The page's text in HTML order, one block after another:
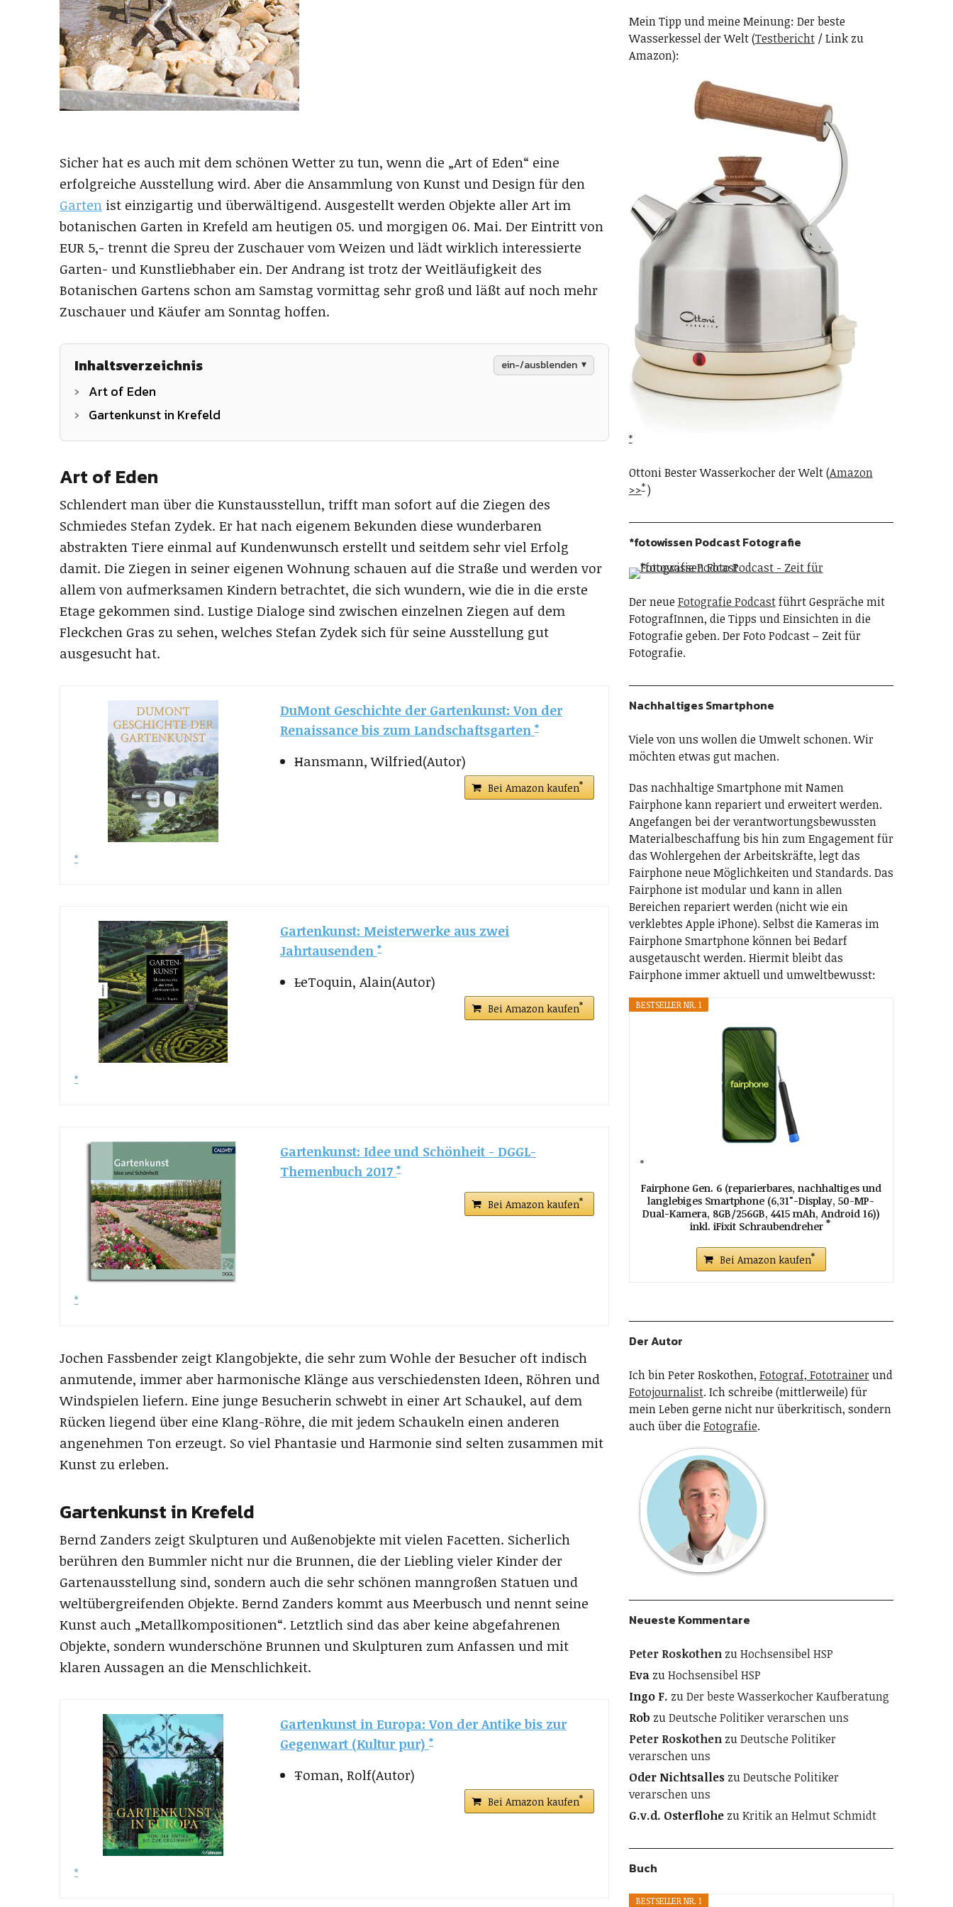
Sicher hat es auch mit dem schönen Wetter zu tun, wenn die „Art of Eden“ eine
erfolgreiche Ausstellung wird. Aber die Ansammlung von Kunst und Design für den
Garten ist einzigartig und überwältigend. Ausgestellt werden Objekte aller Art im
botanischen Garten in Krefeld am heutigen 05. und morgigen 06. Mai. Der Eintritt von
EUR 5,- trennt die Spreu der Zuschauer vom Weizen und lädt wirklich interessierte
Garten- und Kunstliebhaber ein. Der Andrang ist trotz der Weitläufigkeit des
Botanischen Gartens schon am Samstag vormittag sehr groß und läßt auf noch mehr
Zuschauer und Käufer am Sonntag hoffen.
Inhaltsverzeichnis ein-/ausblenden
Art of Eden
Gartenkunst in Krefeld
Art of Eden
Schlendert man über die Kunstausstellun, trifft man sofort auf die Ziegen des
Schmiedes Stefan Zydek. Er hat nach eigenem Bekunden diese wunderbaren
abstrakten Tiere einmal auf Kundenwunsch erstellt und seitdem sehr viel Erfolg
damit. Die Ziegen in seiner eigenen Wohnung schauen auf die Straße und werden vor
allem von aufmerksamen Kindern betrachtet, die sich wundern, wie die in die erste
Etage gekommen sind. Lustige Dialoge sind zwischen einzelnen Ziegen auf dem
Fleckchen Gras zu sehen, welches Stefan Zydek sich für seine Ausstellung gut
ausgesucht hat.
DuMont Geschichte der Gartenkunst: Von der
Renaissance bis zum Landschaftsgarten
Hansmann, Wilfried(Autor)
Bei Amazon kaufen
Gartenkunst: Meisterwerke aus zwei
Jahrtausenden
LeToquin, Alain(Autor)
Bei Amazon kaufen
Gartenkunst: Idee und Schönheit - DGGL-
Themenbuch 2017
Bei Amazon kaufen
Jochen Fassbender zeigt Klangobjekte, die sehr zum Wohle der Besucher oft indisch
anmutende, immer aber harmonische Klänge aus verschiedensten Ideen, Röhren und
Windspielen liefern. Eine junge Besucherin schwebt in einer Art Schaukel, auf dem
Rücken liegend über eine Klang-Röhre, die mit jedem Schaukeln einen anderen
angenehmen Ton erzeugt. So viel Phantasie und Harmonie sind selten zusammen mit
Kunst zu erleben.
Gartenkunst in Krefeld
Bernd Zanders zeigt Skulpturen und Außenobjekte mit vielen Facetten. Sicherlich
berühren den Bummler nicht nur die Brunnen, die der Liebling vieler Kinder der
Gartenausstellung sind, sondern auch die sehr schönen manngroßen Statuen und
weltübergreifenden Objekte. Bernd Zanders kommt aus Meerbusch und nennt seine
Kunst auch „Metallkompositionen“. Letztlich sind das aber keine abgefahrenen
Objekte, sondern wunderschöne Brunnen und Skulpturen zum Anfassen und mit
klaren Aussagen an die Menschlichkeit.
Gartenkunst in Europa: Von der Antike bis zur
Gegenwart (Kultur pur)
Toman, Rolf(Autor)
Bei Amazon kaufen
Mein Tipp und meine Meinung: Der beste
Wasserkessel der Welt (Testbericht/ Link zu
Amazon):
Ottoni Bester Wasserkocher der Welt (Amazon
>> )
*fotowissen Podcast Fotografie
Der neueFotografie Podcastführt Gespräche mit
FotografInnen, die Tipps und Einsichten in die
Fotografie geben. Der Foto Podcast – Zeit für
Fotografie.
Nachhaltiges Smartphone
Viele von uns wollen die Umwelt schonen. Wir
möchten etwas gut machen.
Das nachhaltige Smartphone mit Namen
Fairphone kann repariert und erweitert werden.
Angefangen bei der verantwortungsbewussten
Materialbeschaffung bis hin zum Engagement für
das Wohlergehen der Arbeitskräfte, legt das
Fairphone neue Möglichkeiten und Standards. Das
Fairphone ist modular und kann in allen
Bereichen repariert werden (nicht wie ein
verklebtes Apple iPhone). Selbst die Kameras im
Fairphone Smartphone können bei Bedarf
ausgetauscht werden. Hiermit bleibt das
Fairphone immer aktuell und umweltbewusst:
BESTSELLER NR. 1
Fairphone Gen. 6 (reparierbares, nachhaltiges und
langlebiges Smartphone (6,31"-Display, 50-MP-
Dual-Kamera, 8GB/256GB, 4415 mAh, Android 16))
inkl. iFixit Schraubendreher
Bei Amazon kaufen
Der Autor
Ich bin Peter Roskothen, Fotograf, Fototrainer und
Fotojournalist. Ich schreibe (mittlerweile) für
mein Leben gerne nicht nur überkritisch, sondern
auch über dieFotografie.
Neueste Kommentare
Peter RoskothenzuHochsensibel HSP
EvazuHochsensibel HSP
Ingo F. zuDer beste Wasserkocher Kaufberatung
Rob zuDeutsche Politiker verarschen uns
Peter RoskothenzuDeutsche Politiker
verarschen uns
Oder NichtsalleszuDeutsche Politiker
verarschen uns
G.v.d. OsterflohezuKritik an Helmut Schmidt
Buch
BESTSELLER NR. 1